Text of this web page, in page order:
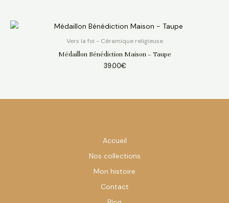
Vers la foi - Céramique religieuse
Médaillon Bénédiction Maison – Taupe
39.00€
Accueil
Nos collections
Mon histoire
Contact